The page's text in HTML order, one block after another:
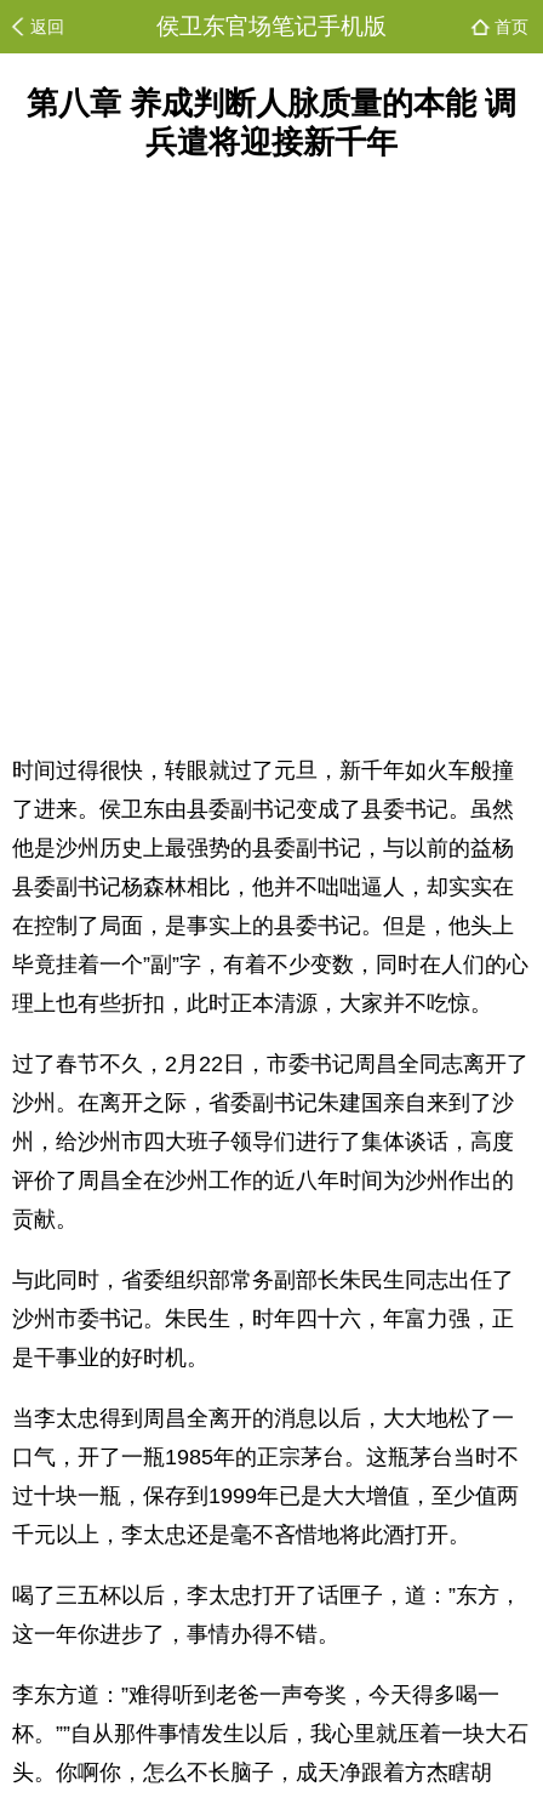
返回 侯卫东官场笔记手机版 首页
第八章 养成判断人脉质量的本能 调
兵遣将迎接新千年
时间过得很快，转眼就过了元旦，新千年如火车般撞
了进来。侯卫东由县委副书记变成了县委书记。虽然
他是沙州历史上最强势的县委副书记，与以前的益杨
县委副书记杨森林相比，他并不咄咄逼人，却实实在
在控制了局面，是事实上的县委书记。但是，他头上
毕竟挂着一个”副”字，有着不少变数，同时在人们的心
理上也有些折扣，此时正本清源，大家并不吃惊。
过了春节不久，2月22日，市委书记周昌全同志离开了
沙州。在离开之际，省委副书记朱建国亲自来到了沙
州，给沙州市四大班子领导们进行了集体谈话，高度
评价了周昌全在沙州工作的近八年时间为沙州作出的
贡献。
与此同时，省委组织部常务副部长朱民生同志出任了
沙州市委书记。朱民生，时年四十六，年富力强，正
是干事业的好时机。
当李太忠得到周昌全离开的消息以后，大大地松了一
口气，开了一瓶1985年的正宗茅台。这瓶茅台当时不
过十块一瓶，保存到1999年已是大大增值，至少值两
千元以上，李太忠还是毫不吝惜地将此酒打开。
喝了三五杯以后，李太忠打开了话匣子，道：”东方，
这一年你进步了，事情办得不错。
李东方道：”难得听到老爸一声夸奖，今天得多喝一
杯。””自从那件事情发生以后，我心里就压着一块大石
头。你啊你，怎么不长脑子，成天净跟着方杰瞎胡